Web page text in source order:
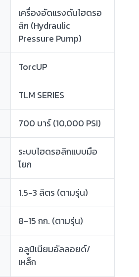
เครื่องอัดแรงดันไฮดรอ
ลิก (Hydraulic
Pressure Pump)
TorcUP
TLM SERIES
700 บาร์ (10,000 PSI)
ระบบไฮดรอลิกแบบมือ
โยก
1.5-3 ลิตร (ตามรุ่น)
8-15 กก. (ตามรุ่น)
อลูมิเนียมอัลลอยด์/
เหล็ก